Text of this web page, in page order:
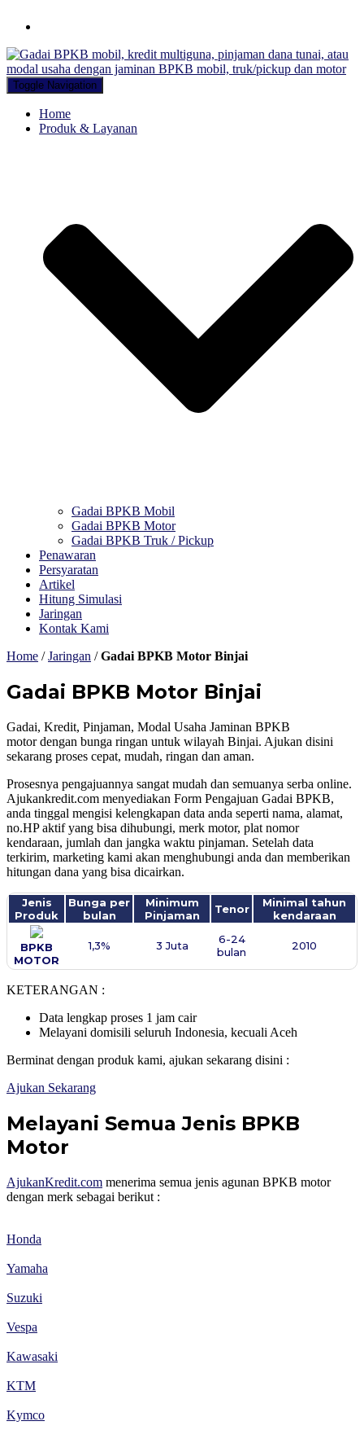
Toggle Navigation
Home
Produk & Layanan
Gadai BPKB Mobil
Gadai BPKB Motor
Gadai BPKB Truk / Pickup
Penawaran
Persyaratan
Artikel
Hitung Simulasi
Jaringan
Kontak Kami
Home /Jaringan /Gadai BPKB Motor Binjai
Gadai BPKB Motor Binjai
Gadai, Kredit, Pinjaman, Modal Usaha Jaminan BPKB
motor dengan bunga ringan untuk wilayah Binjai. Ajukan disini
sekarang proses cepat, mudah, ringan dan aman.
Prosesnya pengajuannya sangat mudah dan semuanya serba online.
Ajukankredit.com menyediakan Form Pengajuan Gadai BPKB,
anda tinggal mengisi kelengkapan data anda seperti nama, alamat,
no.HP aktif yang bisa dihubungi, merk motor, plat nomor
kendaraan, jumlah dan jangka waktu pinjaman. Setelah data
terkirim, marketing kami akan menghubungi anda dan memberikan
hitungan dana yang bisa dicairkan.
Jenis
Produk
Bunga per
bulan
Minimum
Pinjaman
Tenor
Minimal tahun
kendaraan
BPKB
MOTOR
1,3% 3 Juta
6-24
bulan
2010
KETERANGAN :
Data lengkap proses 1 jam cair
Melayani domisili seluruh Indonesia, kecuali Aceh
Berminat dengan produk kami, ajukan sekarang disini :
Ajukan Sekarang
Melayani Semua Jenis BPKB
Motor
AjukanKredit.com menerima semua jenis agunan BPKB motor
dengan merk sebagai berikut :
Honda
Yamaha
Suzuki
Vespa
Kawasaki
KTM
Kymco